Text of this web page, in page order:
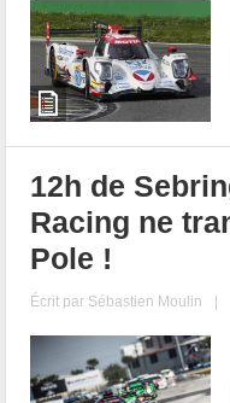
12h de
Racing ne
Pole !
Écrit par Sébastien Moulin |